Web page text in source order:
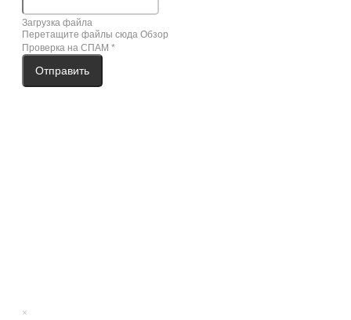
Загрузка файла
Перетащите файлы сюда Обзор
Проверка на СПАМ *
Отправить
×